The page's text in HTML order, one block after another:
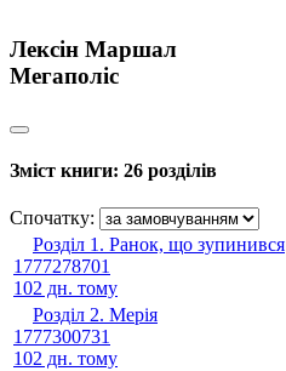
Лексін Маршал
Мегаполіс
Зміст книги: 26 розділів
Спочатку:
Розділ 1. Ранок, що зупинився
1777278701
102 дн. тому
Розділ 2. Мерія
1777300731
102 дн. тому